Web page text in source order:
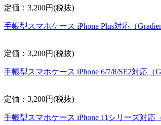
定価：3,200円(税抜)
手帳型スマホケース iPhone Plus対応（
定価：3,200円(税抜)
手帳型スマホケース iPhone 6/7/8/SE2対応（
定価：3,200円(税抜)
手帳型スマホケース iPhone 11シリーズ対応